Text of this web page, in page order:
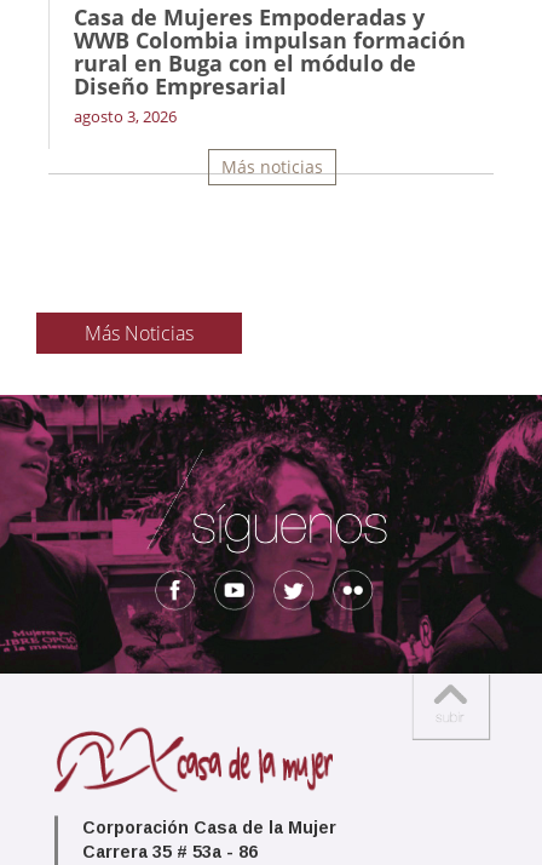
Casa de Mujeres Empoderadas y
WWB Colombia impulsan formación
rural en Buga con el módulo de
Diseño Empresarial
agosto 3, 2026
Más noticias
Más Noticias
Corporación Casa de la Mujer
Carrera 35 # 53a - 86